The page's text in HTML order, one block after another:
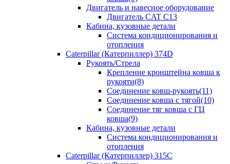
Двигатель и навесное оборудование
Двигатель CAT C13
Кабина, кузовные детали
Система кондиционирования и
отопления
Caterpillar (Катерпиллер) 374D
Рукоять/Стрела
Крепление кронштейна ковша к
рукояти(8)
Соединение ковш-рукоять(11)
Соединение ковша с тягой(10)
Соединение тяг ковша с ГЦ
ковша(9)
Кабина, кузовные детали
Система кондиционирования и
отопления
Caterpillar (Катерпиллер) 315C